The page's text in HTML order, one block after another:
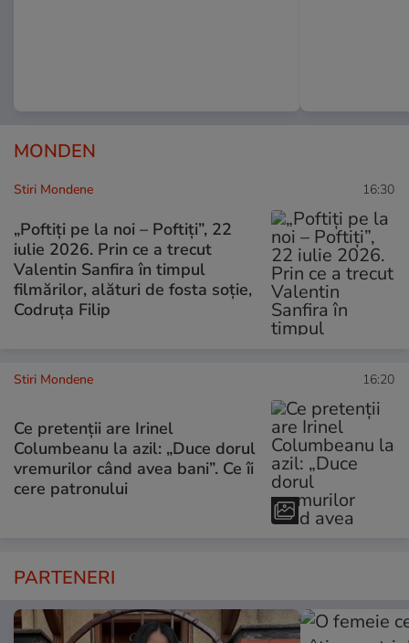
MONDEN
Stiri Mondene 16:30
„Poftiți pe la noi – Poftiți”, 22
iulie 2026. Prin ce a trecut
Valentin Sanfira în timpul
filmărilor, alături de fosta soție,
Codruța Filip
Stiri Mondene 16:20
Ce pretenții are Irinel
Columbeanu la azil: „Duce dorul
vremurilor când avea bani”. Ce îi
cere patronului
PARTENERI